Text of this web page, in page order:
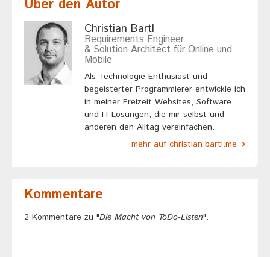
Über den Autor
Christian Bartl
Requirements Engineer
& Solution Architect für Online und
Mobile
Als Technologie-Enthusiast und
begeisterter Programmierer entwickle ich
in meiner Freizeit Websites, Software
und IT-Lösungen, die mir selbst und
anderen den Alltag vereinfachen.
mehr auf christian.bartl.me
Kommentare
2 Kommentare zu "Die Macht von ToDo-Listen".